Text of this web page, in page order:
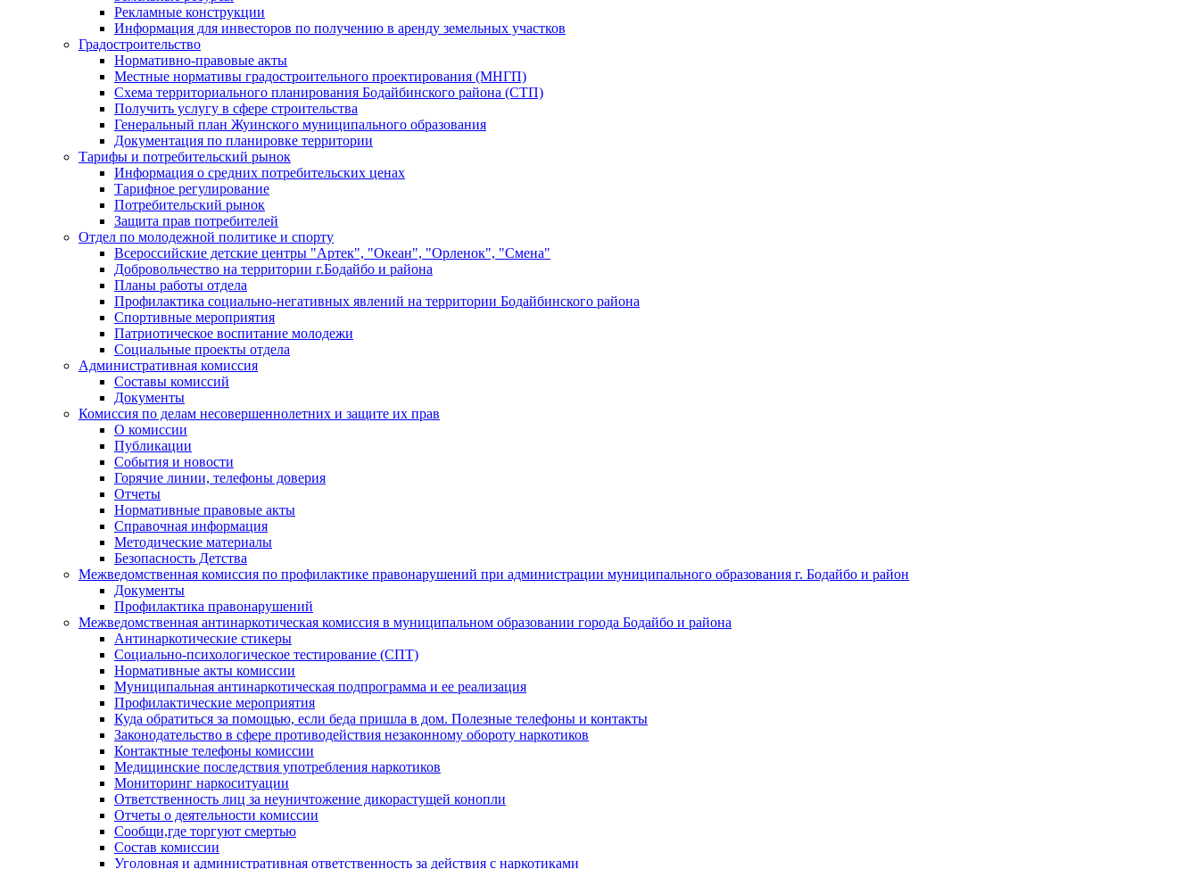
Рекламные конструкции
Информация для инвесторов по получению в аренду земельных участков
Градостроительство
Нормативно-правовые акты
Местные нормативы градостроительного проектирования (МНГП)
Схема территориального планирования Бодайбинского района (СТП)
Получить услугу в сфере строительства
Генеральный план Жуинского муниципального образования
Документация по планировке территории
Тарифы и потребительский рынок
Информация о средних потребительских ценах
Тарифное регулирование
Потребительский рынок
Защита прав потребителей
Отдел по молодежной политике и спорту
Всероссийские детские центры "Артек", "Океан", "Орленок", "Смена"
Добровольчество на территории г.Бодайбо и района
Планы работы отдела
Профилактика социально-негативных явлений на территории Бодайбинского района
Спортивные мероприятия
Патриотическое воспитание молодежи
Социальные проекты отдела
Административная комиссия
Составы комиссий
Документы
Комиссия по делам несовершеннолетних и защите их прав
О комиссии
Публикации
События и новости
Горячие линии, телефоны доверия
Отчеты
Нормативные правовые акты
Справочная информация
Методические материалы
Безопасность Детства
Межведомственная комиссия по профилактике правонарушений при администрации муниципального образования г. Бодайбо и район
Документы
Профилактика правонарушений
Межведомственная антинаркотическая комиссия в муниципальном образовании города Бодайбо и района
Антинаркотические стикеры
Социально-психологическое тестирование (СПТ)
Нормативные акты комиссии
Муниципальная антинаркотическая подпрограмма и ее реализация
Профилактические мероприятия
Куда обратиться за помощью, если беда пришла в дом. Полезные телефоны и контакты
Законодательство в сфере противодействия незаконному обороту наркотиков
Контактные телефоны комиссии
Медицинские последствия употребления наркотиков
Мониторинг наркоситуации
Ответственность лиц за неуничтожение дикорастущей конопли
Отчеты о деятельности комиссии
Сообщи,где торгуют смертью
Состав комиссии
Уголовная и административная ответственность за действия с наркотиками